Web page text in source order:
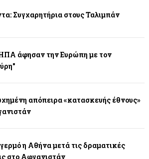
Συγχαρητήρια στους Ταλιμπάν
άφησαν την Ευρώπη με τον
απόπειρα «κατασκευής έθνους»
η Αθήνα μετά τις δραματικές
στο Αφγανιστάν